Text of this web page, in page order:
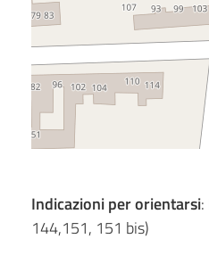
Indicazioni per orientarsi:
144,151, 151 bis)